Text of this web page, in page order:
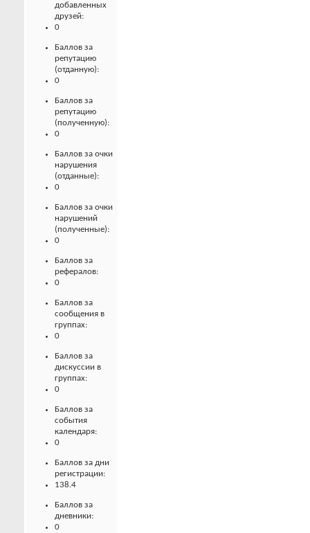
добавленных
друзей:
0
Баллов за
репутацию
(отданную):
0
Баллов за
репутацию
(полученную):
0
Баллов за очки
нарушения
(отданные):
0
Баллов за очки
нарушений
(полученные):
0
Баллов за
рефералов:
0
Баллов за
сообщения в
группах:
0
Баллов за
дискуссии в
группах:
0
Баллов за
события
календаря:
0
Баллов за дни
регистрации:
138.4
Баллов за
дневники:
0